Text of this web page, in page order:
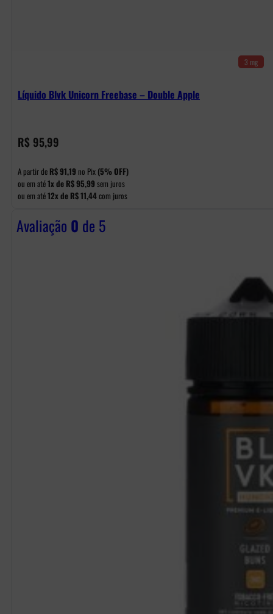
3 mg
Líquido Blvk Unicorn Freebase – Double Apple
R$ 95,99
A partir de R$91,19 no Pix (5% OFF)
ou em até1x de R$95,99 sem juros
ou em até12x de R$11,44com juros
Avaliação 0 de 5